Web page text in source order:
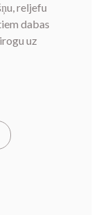
reljefu
dabas
uz